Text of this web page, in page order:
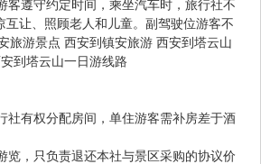
客遵守约定时间，乘坐汽车时，旅行社不
互让、照顾老人和儿童。副驾驶位游客不
旅游景点 西安到镇安旅游 西安到塔云山
到塔云山一日游线路
社有权分配房间，单住游客需补房差于酒
览，只负责退还本社与景区采购的协议价